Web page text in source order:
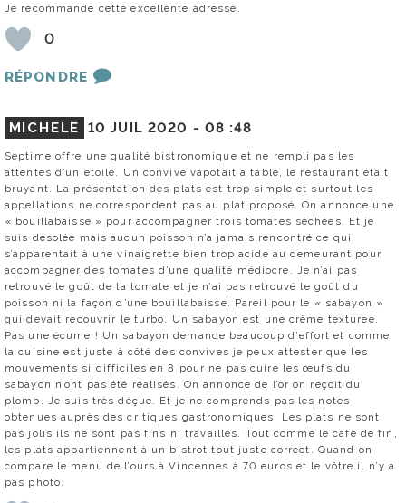
Je recommande cette excellente adresse.
0
RÉPONDRE
MICHELE 10 JUIL 2020 - 08 :48
Septime offre une qualité bistronomique et ne rempli pas les
attentes d’un étoilé. Un convive vapotait à table, le restaurant était
bruyant. La présentation des plats est trop simple et surtout les
appellations ne correspondent pas au plat proposé. On annonce une
« bouillabaisse » pour accompagner trois tomates séchées. Et je
suis désolée mais aucun poisson n’a jamais rencontré ce qui
s’apparentait à une vinaigrette bien trop acide au demeurant pour
accompagner des tomates d’une qualité médiocre. Je n’ai pas
retrouvé le goût de la tomate et je n’ai pas retrouvé le goût du
poisson ni la façon d’une bouillabaisse. Pareil pour le « sabayon »
qui devait recouvrir le turbo. Un sabayon est une crème texturee.
Pas une écume ! Un sabayon demande beaucoup d’effort et comme
la cuisine est juste à côté des convives je peux attester que les
mouvements si difficiles en 8 pour ne pas cuire les œufs du
sabayon n’ont pas été réalisés. On annonce de l’or on reçoit du
plomb. Je suis très déçue. Et je ne comprends pas les notes
obtenues auprès des critiques gastronomiques. Les plats ne sont
pas jolis ils ne sont pas fins ni travaillés. Tout comme le café de fin,
les plats appartiennent à un bistrot tout juste correct. Quand on
compare le menu de l’ours à Vincennes à 70 euros et le vôtre il n’y a
pas photo.